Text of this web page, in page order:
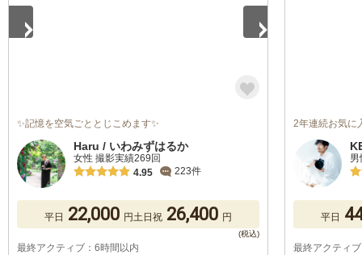
✨記憶を空気ごととじこめます✨
Haru / いわみずはるか
女性 撮影実績269回
4.95
223件
平日 22,000 円土日祝 26,400 円
最終アクティブ：6時間以内
2年連続お気に
平日
最終アクティ